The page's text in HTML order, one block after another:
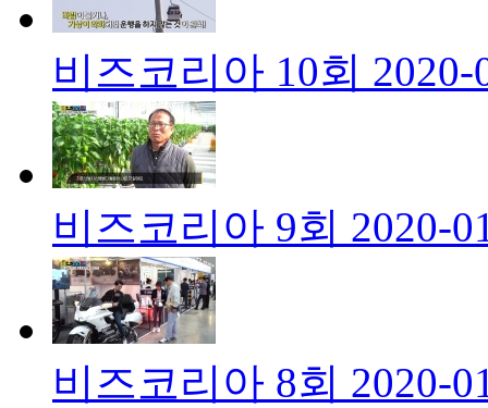
비즈코리아 10회 2020-
비즈코리아 9회 2020-
비즈코리아 8회 2020-